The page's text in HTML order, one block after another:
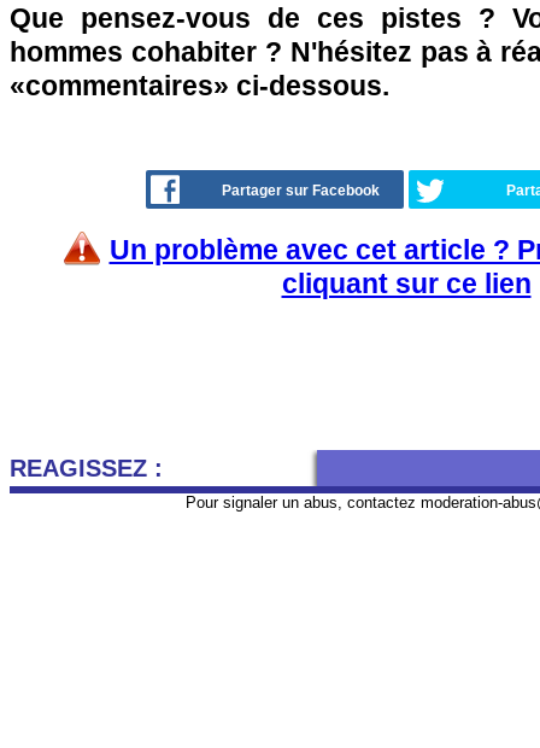
Que pensez-vous de ces pistes ?
hommes cohabiter ? N'hésitez pas à
«commentaires» ci-dessous.
Partager sur Facebook
Un problème avec cet article ?
cliquant sur ce lien
REAGISSEZ :
Pour signaler un abus, contactez moderation-